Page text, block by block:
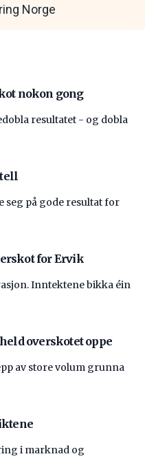
Norge
nokon gong
resultatet - og dobla
seg på gode resultat for
for Ervik
Inntektene bikka éin
overskotet oppe
av store volum grunna
i marknad og